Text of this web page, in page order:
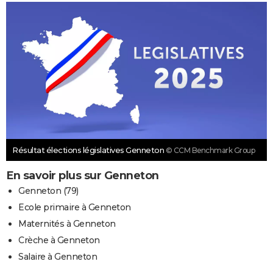
Résultat élections législatives Genneton © CCM Benchmark Group
En savoir plus sur Genneton
Genneton (79)
Ecole primaire à Genneton
Maternités à Genneton
Crèche à Genneton
Salaire à Genneton